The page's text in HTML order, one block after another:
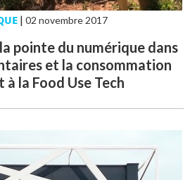
| 02 novembre 2017
pointe du numérique dans
et la consommation
à la Food Use Tech